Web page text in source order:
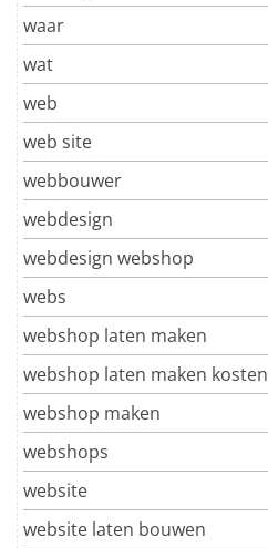
waar
wat
web
web site
webbouwer
webdesign
webdesign webshop
webs
webshop laten maken
webshop laten maken kosten
webshop maken
webshops
website
website laten bouwen